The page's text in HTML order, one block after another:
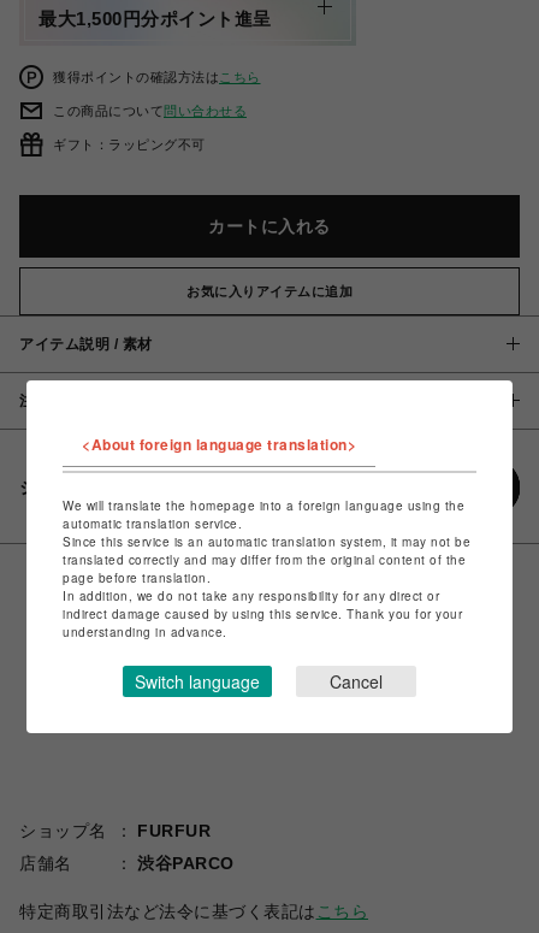
最大1,500円分ポイント進呈
獲得ポイントの確認方法は こちら
この商品について問い合わせる
ギフト：ラッピング不可
カートに入れる
お気に入りアイテムに追加
アイテム説明 / 素材
注意事項
シェアする
ショップ名
FURFUR
店舗名
渋谷PARCO
特定商取引法など法令に基づく表記は こちら
<About foreign language translation>
We will translate the homepage into a foreign language using the
automatic translation service.
Since this service is an automatic translation system, it may not be
translated correctly and may differ from the original content of the
page before translation.
In addition, we do not take any responsibility for any direct or
indirect damage caused by using this service. Thank you for your
understanding in advance.
Switch language Cancel